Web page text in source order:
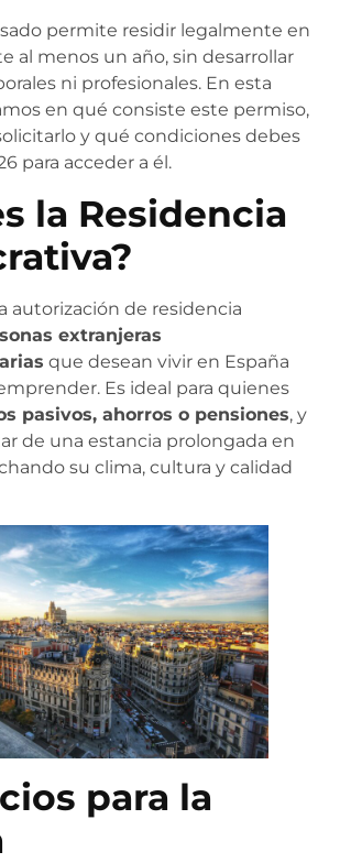
permite residir legalmente en
al menos un año, sin desarrollar
ni profesionales. En esta
en qué consiste este permiso,
y qué condiciones debes
para acceder a él.
la Residencia
autorización de residencia
extranjeras
que desean vivir en España
Es ideal para quienes
pasivos, ahorros o pensiones, y
de una estancia prolongada en
su clima, cultura y calidad
para la